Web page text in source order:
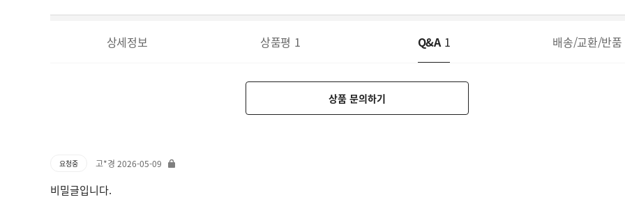
상세정보 상품평 1 Q&A 1 배송/교환/반품
상품 문의하기
요청중 고*경 2026-05-09
비밀글입니다.